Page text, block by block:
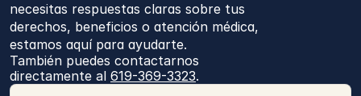
necesitas respuestas claras sobre tus
derechos, beneficios o atención médica,
estamos aquí para ayudarte.
También puedes contactarnos
directamente al 619-369-3323.